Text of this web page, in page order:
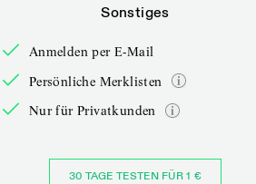
Sonstiges
Anmelden per E-Mail
Persönliche Merklisten
Nur für Privatkunden
30 TAGE TESTEN FÜR 1 €